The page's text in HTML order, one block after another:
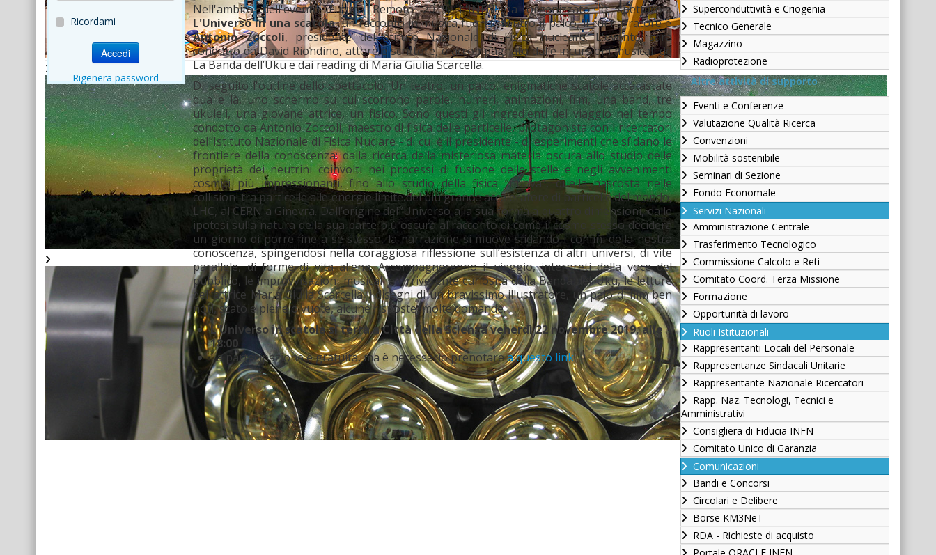
Ricordami
Accedi
Rigenera password
Nell'ambito dell'evento Futuro Remoto 2019, L'INFN ha organizzato lo spettacolo
L'Universo in una scatola, un racconto in musica fuori e dentro il palco, il cui narratore è
Antonio Zoccoli, presidente dell’Istituto Nazionale di Fisica nucleare. L'evento sarà
condotto da David Riondino, attore e scrittore, e accompagnato dalle incursioni musicali de
La Banda dell’Uku e dai reading di Maria Giulia Scarcella.
Di seguito l'outline dello spettacolo. Un teatro, un palco, enigmatiche scatole accatastate
qua e là, uno schermo su cui scorrono parole, numeri, animazioni, film, una band, tre
ukuleli, una giovane attrice, un fisico. Sono questi gli ingredienti del viaggio nel tempo
condotto da Antonio Zoccoli, maestro di fisica delle particelle, protagonista con i ricercatori
dell’Istituto Nazionale di Fisica Nuclare - di cui è il presidente - di esperimenti che sfidano le
frontiere della conoscenza: dalla ricerca della misteriosa materia oscura allo studio delle
proprietà dei neutrini coinvolti nei processi di fusione delle stelle e negli avvenimenti
cosmici più impressionanti, fino allo studio della fisica “nuova”, quella nascosta nelle
collisioni tra particelle alle energie limite del più grande acceleratore di particelle del mondo,
LHC, al CERN a Ginevra. Dall’origine dell’Universo alla sua forma a quattro dimensioni, dalle
ipotesi sulla natura della sua parte più oscura al racconto di come il cosmo stesso deciderà
un giorno di porre fine a se stesso, la narrazione si muove sfidando i confini della nostra
conoscenza, spingendosi nella coraggiosa riflessione sull’esistenza di altri universi, di vite
parallele, di forme di vita aliena. Accompagneranno il viaggio, interpreti della voce del
pubblico, le improvvisazioni musicali e l’irriverente curiosità della Banda dell’Uku, le letture
dell’attrice Maria Giulia Scarcella, i disegni di un bravissimo illustratore, un paio di film ben
noti, scatole piene o vuote, alcune risposte, molte domande.
L'Universo in scatola si terrà a Città della Scienza venerdì 22 novembre 2019, alle
18:00
La partecipazione è gratuita, ma è necessario prenotarea questo link.
Superconduttività e Criogenia
Tecnico Generale
Magazzino
Radioprotezione
Altre attività di supporto
Eventi e Conferenze
Valutazione Qualità Ricerca
Convenzioni
Mobilità sostenibile
Seminari di Sezione
Fondo Economale
Servizi Nazionali
Amministrazione Centrale
Trasferimento Tecnologico
Commissione Calcolo e Reti
Comitato Coord. Terza Missione
Formazione
Opportunità di lavoro
Ruoli Istituzionali
Rappresentanti Locali del Personale
Rappresentanze Sindacali Unitarie
Rappresentante Nazionale Ricercatori
Rapp. Naz. Tecnologi, Tecnici e
Amministrativi
Consigliera di Fiducia INFN
Comitato Unico di Garanzia
Comunicazioni
Bandi e Concorsi
Circolari e Delibere
Borse KM3NeT
RDA - Richieste di acquisto